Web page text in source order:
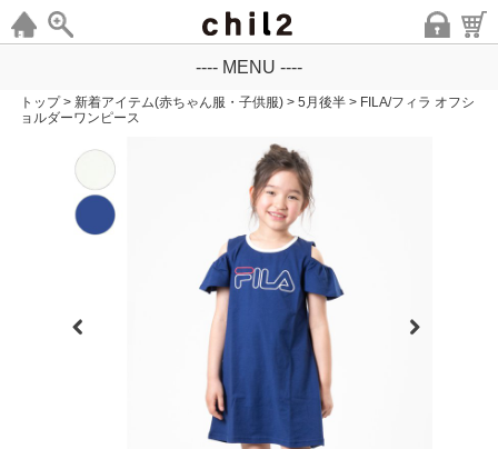
---- MENU ----
トップ > 新着アイテム(赤ちゃん服・子供服) > 5月後半 > FILA/フィラ オフシ
ョルダーワンピース